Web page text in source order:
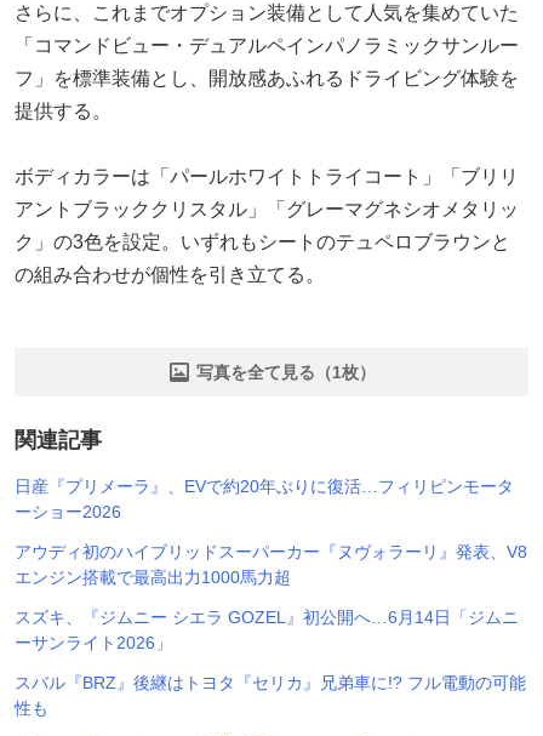
さらに、これまでオプション装備として人気を集めていた
「コマンドビュー・デュアルペインパノラミックサンルー
フ」を標準装備とし、開放感あふれるドライビング体験を
提供する。
ボディカラーは「パールホワイトトライコート」「ブリリ
アントブラッククリスタル」「グレーマグネシオメタリッ
ク」の3色を設定。いずれもシートのテュペロブラウンと
の組み合わせが個性を引き立てる。
写真を全て見る（1枚）
関連記事
日産『プリメーラ』、EVで約20年ぶりに復活…フィリピンモータ
ーショー2026
アウディ初のハイブリッドスーパーカー『ヌヴォラーリ』発表、V8
エンジン搭載で最高出力1000馬力超
スズキ、『ジムニー シエラ GOZEL』初公開へ…6月14日「ジムニ
ーサンライト2026」
スバル『BRZ』後継はトヨタ『セリカ』兄弟車に!? フル電動の可能
性も